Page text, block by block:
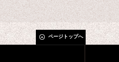
ページトップへ